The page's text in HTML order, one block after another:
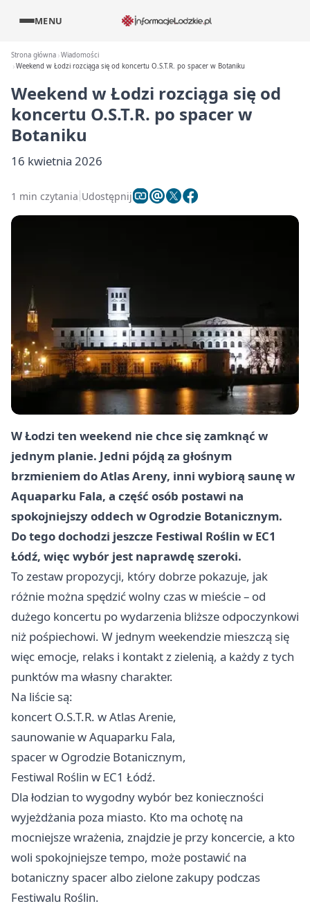
MENU
Strona główna Wiadomości
Weekend w Łodzi rozciąga się od koncertu O.S.T.R. po spacer w Botaniku
Weekend w Łodzi rozciąga się od
koncertu O.S.T.R. po spacer w
Botaniku
16 kwietnia 2026
1 min czytania Udostępnij
W Łodzi ten weekend nie chce się zamknąć w
jednym planie. Jedni pójdą za głośnym
brzmieniem do Atlas Areny, inni wybiorą saunę w
Aquaparku Fala, a część osób postawi na
spokojniejszy oddech w Ogrodzie Botanicznym.
Do tego dochodzi jeszcze Festiwal Roślin w EC1
Łódź, więc wybór jest naprawdę szeroki.
To zestaw propozycji, który dobrze pokazuje, jak
różnie można spędzić wolny czas w mieście – od
dużego koncertu po wydarzenia bliższe odpoczynkowi
niż pośpiechowi. W jednym weekendzie mieszczą się
więc emocje, relaks i kontakt z zielenią, a każdy z tych
punktów ma własny charakter.
Na liście są:
koncert O.S.T.R. w Atlas Arenie,
saunowanie w Aquaparku Fala,
spacer w Ogrodzie Botanicznym,
Festiwal Roślin w EC1 Łódź.
Dla łodzian to wygodny wybór bez konieczności
wyjeżdżania poza miasto. Kto ma ochotę na
mocniejsze wrażenia, znajdzie je przy koncercie, a kto
woli spokojniejsze tempo, może postawić na
botaniczny spacer albo zielone zakupy podczas
Festiwalu Roślin.